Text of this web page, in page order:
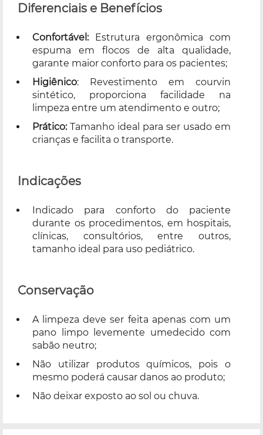
Diferenciais e Benefícios
Confortável:Estrutura ergonômica com
espuma em flocos de alta qualidade,
garante maior conforto para os pacientes;
Higiênico: Revestimento em courvin
sintético, proporciona facilidade na
limpeza entre um atendimento e outro;
Prático:Tamanho ideal para ser usado em
crianças e facilita o transporte.
Indicações
Indicado para conforto do paciente
durante os procedimentos, em hospitais,
clínicas, consultórios, entre outros,
tamanho ideal para uso pediátrico.
Conservação
A limpeza deve ser feita apenas com um
pano limpo levemente umedecido com
sabão neutro;
Não utilizar produtos químicos, pois o
mesmo poderá causar danos ao produto;
Não deixar exposto ao sol ou chuva.